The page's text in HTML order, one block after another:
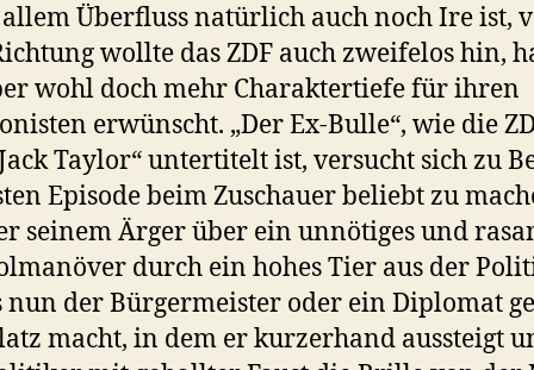
Überfluss natürlich auch noch Ire ist,
wollte das ZDF auch zweifelos hin,
wohl doch mehr Charaktertiefe für ihren
erwünscht. „Der Ex-Bulle“, wie die
Taylor“ untertitelt ist, versucht sich zu
Episode beim Zuschauer beliebt zu
seinem Ärger über ein unnötiges und
durch ein hohes Tier aus der
nun der Bürgermeister oder ein Diplomat
macht, in dem er kurzerhand aussteigt